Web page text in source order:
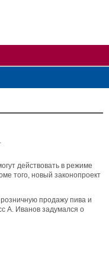
действовать в режиме
того, новый законопроект
продажу пива и
А. Иванов задумался о